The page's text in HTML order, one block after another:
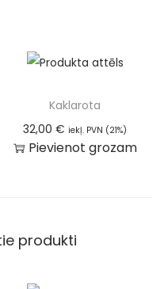
Kaklarota
32,00€ iekļ. PVN (21%)
Pievienot grozam
produkti